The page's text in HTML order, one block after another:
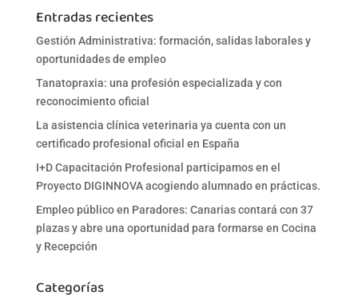
Entradas recientes
Gestión Administrativa: formación, salidas laborales y
oportunidades de empleo
Tanatopraxia: una profesión especializada y con
reconocimiento oficial
La asistencia clínica veterinaria ya cuenta con un
certificado profesional oficial en España
I+D Capacitación Profesional participamos en el
Proyecto DIGINNOVA acogiendo alumnado en prácticas.
Empleo público en Paradores: Canarias contará con 37
plazas y abre una oportunidad para formarse en Cocina
y Recepción
Categorías